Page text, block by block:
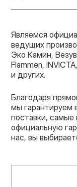
Являемся
ведущих
Эко Камин,
Flammen,
и других.
Благодаря
мы гарантируем
поставки,
официальную
нас, вы